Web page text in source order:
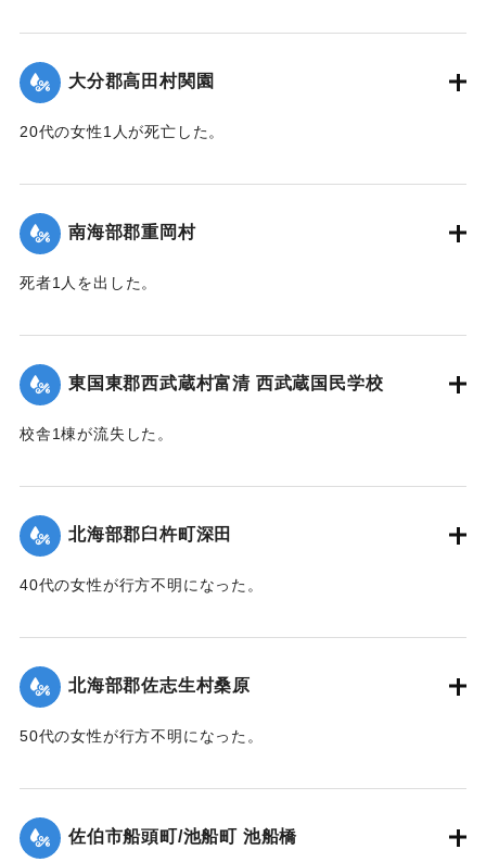
｜固有コード:00481069
大分郡高田村関園
20代の女性1人が死亡した。
｜固有コード: 00481070
南海部郡重岡村
死者1人を出した。
｜固有コード: 00481062
東国東郡西武蔵村富清 西武蔵国民学校
校舎1棟が流失した。
｜固有コード: 00481063
北海部郡臼杵町深田
40代の女性が行方不明になった。
｜固有コード: 00481064
北海部郡佐志生村桑原
50代の女性が行方不明になった。
｜固有コード: 00481065
佐伯市船頭町/池船町 池船橋